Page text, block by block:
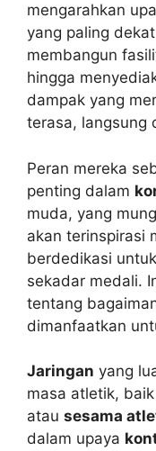
mengarahkan
yang paling
membangun
hingga
dampak yang
terasa, langsung
Peran mereka
penting dalam
muda, yang
akan terinspirasi
berdedikasi
sekadar medali.
tentang
dimanfaatkan
Jaringan yang
masa atletik,
atau sesama
dalam upaya